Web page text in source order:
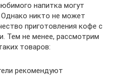
напитка могут
никто не может
приготовления кофе с
Тем не менее, рассмотрим
товаров:
рекомендуют